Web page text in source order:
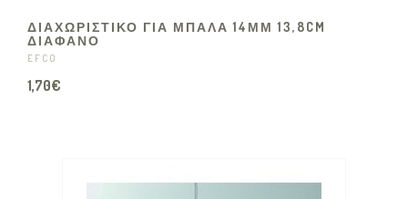
ΔΙΑΧΩΡΙΣΤΙΚΟ ΓΙΑ ΜΠΑΛΑ 14ΜΜ 13,8CM
ΔΙΑΦΑΝΟ
EFCO
1,70€